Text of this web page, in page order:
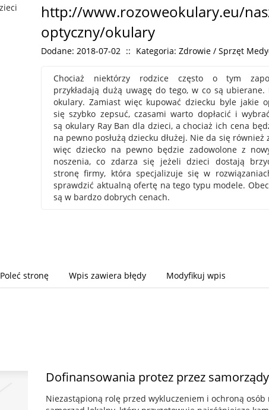
http://www.rozoweokulary.eu/
optyczny/okulary
Dodane: 2018-07-02 :: Kategoria: Zdrowie / Sprzęt
Chociaż niektórzy rodzice często o tym
przykładają dużą uwagę do tego, w co są
okulary. Zamiast więc kupować dziecku byle jakie
się szybko zepsuć, czasami warto dopłacić i
są okulary Ray Ban dla dzieci, a chociaż ich cena
na pewno posłużą dziecku dłużej. Nie da się
więc dziecko na pewno będzie zadowolone z
noszenia, co zdarza się jeżeli dzieci dostają
stronę firmy, która specjalizuje się w
sprawdzić aktualną ofertę na tego typu modele.
są w bardzo dobrych cenach.
Poleć stronę Wpis zawiera błędy Modyfikuj wpis
Dofinansowania protez przez
Niezastąpioną rolę przed wykluczeniem i ochroną